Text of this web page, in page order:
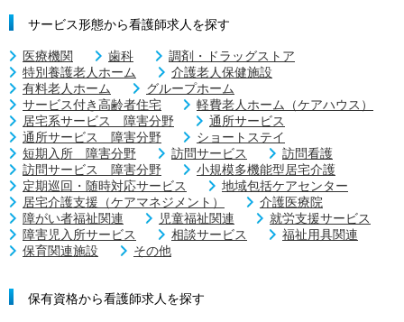
サービス形態から看護師求人を探す
医療機関 歯科
調剤・ドラッグストア
特別養護老人ホーム
介護老人保健施設
有料老人ホーム
グループホーム
サービス付き高齢者住宅
軽費老人ホーム（ケアハウス）
居宅系サービス 障害分野
通所サービス
通所サービス 障害分野
ショートステイ
短期入所 障害分野
訪問サービス
訪問看護
訪問サービス 障害分野
小規模多機能型居宅介護
定期巡回・随時対応サービス
地域包括ケアセンター
居宅介護支援（ケアマネジメント）
介護医療院
障がい者福祉関連
児童福祉関連
就労支援サービス
障害児入所サービス
相談サービス
福祉用具関連
保育関連施設
その他
保有資格から看護師求人を探す